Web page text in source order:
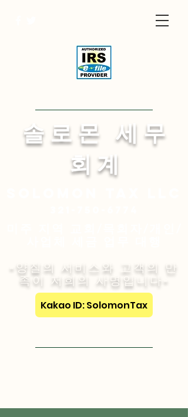
​솔 로 몬 세 무
회 계
-양질의 서비스와 고객의 만
족이 저희의 사명입니다-
Kakao ID: SolomonTax